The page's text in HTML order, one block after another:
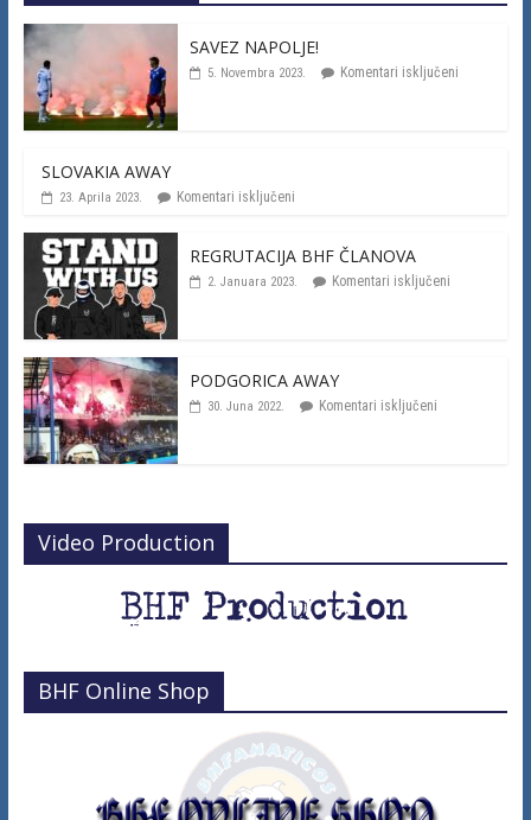
SAVEZ NAPOLJE!
5. Novembra 2023. Komentari isključeni
SLOVAKIA AWAY
23. Aprila 2023. Komentari isključeni
REGRUTACIJA BHF ČLANOVA
2. Januara 2023. Komentari isključeni
PODGORICA AWAY
30. Juna 2022. Komentari isključeni
Video Production
BHF Online Shop